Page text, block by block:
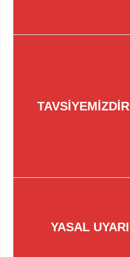
TAVSİYEMİZDİR
YASAL UYARI